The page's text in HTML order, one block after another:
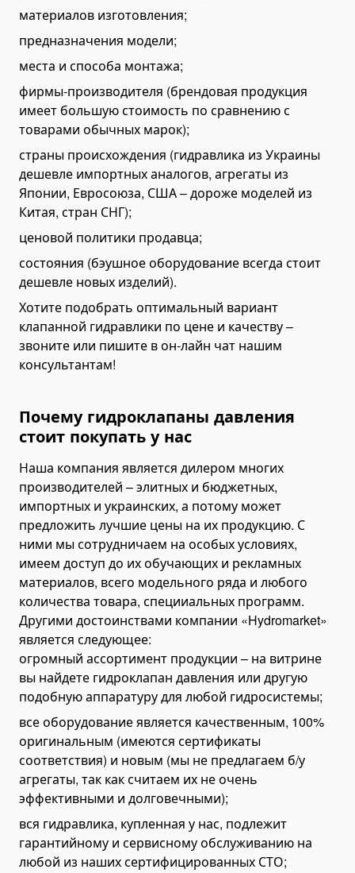
Гидравлические штабелеры
Ручные штабелеры
Тележки складские
Роклы (рохли)
Подъемники для инвалидов
Заводы
Бетонные заводы
Асфальтные заводы
Автомобилеразгрузчики
Уравнительные платформы
Капсульные дома
Гайковерты
материалов изготовления;
предназначения модели;
места и способа монтажа;
фирмы-производителя (брендовая продукция
имеет большую стоимость по сравнению с
товарами обычных марок);
страны происхождения (гидравлика из Украины
дешевле импортных аналогов, агрегаты из
Японии, Евросоюза, США – дороже моделей из
Китая, стран СНГ);
ценовой политики продавца;
состояния (бэушное оборудование всегда стоит
дешевле новых изделий).
Хотите подобрать оптимальный вариант
клапанной гидравлики по цене и качеству –
звоните или пишите в он-лайн чат нашим
консультантам!
Почему гидроклапаны давления
стоит покупать у нас
Наша компания является дилером многих
производителей – элитных и бюджетных,
импортных и украинских, а потому может
предложить лучшие цены на их продукцию. С
ними мы сотрудничаем на особых условиях,
имеем доступ до их обучающих и рекламных
материалов, всего модельного ряда и любого
количества товара, специиальных программ.
Другими достоинствами компании «Hydromarket»
является следующее:
огромный ассортимент продукции – на витрине
вы найдете гидроклапан давления или другую
подобную аппаратуру для любой гидросистемы;
все оборудование является качественным, 100%
оригинальным (имеются сертификаты
соответствия) и новым (мы не предлагаем б/у
агрегаты, так как считаем их не очень
эффективными и долговечными);
вся гидравлика, купленная у нас, подлежит
гарантийному и сервисному обслуживанию на
любой из наших сертифицированных СТО;